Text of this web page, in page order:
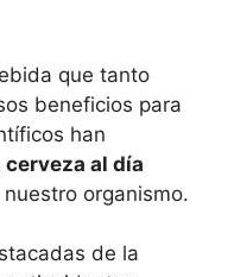
que tanto
beneficios para
han
cerveza al día
organismo.
de la